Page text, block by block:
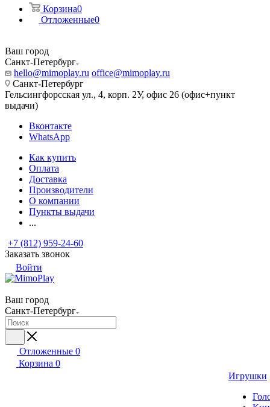
Корзина0
Отложенные0
Ваш город
Санкт-Петербург
hello@mimoplay.ru office@mimoplay.ru
Санкт-Петербург
Гельсингфорсская ул., 4, корп. 2У, офис 26 (офис+пункт
выдачи)
Вконтакте
WhatsApp
Как купить
Оплата
Доставка
Производители
О компании
Пункты выдачи
...
+7 (812) 959-24-60
Заказать звонок
Войти
Ваш город
Санкт-Петербург
Отложенные 0
Корзина 0
Игрушки